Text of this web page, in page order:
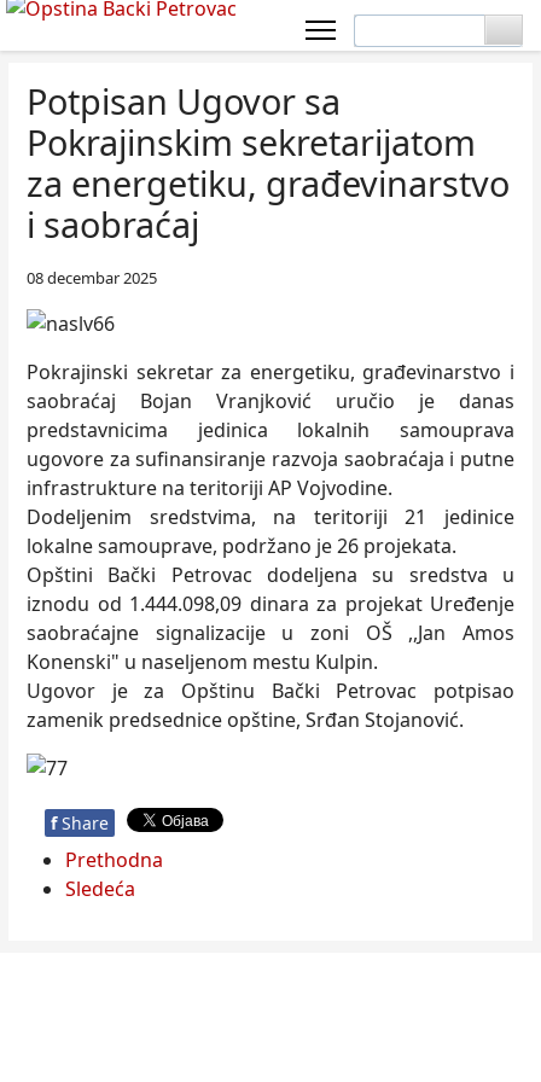
Potpisan Ugovor sa
Pokrajinskim sekretarijatom
za energetiku, građevinarstvo
i saobraćaj
08 decembar 2025
Pokrajinski sekretar za energetiku, građevinarstvo i
saobraćaj Bojan Vranjković uručio je danas
predstavnicima jedinica lokalnih samouprava
ugovore za sufinansiranje razvoja saobraćaja i putne
infrastrukture na teritoriji AP Vojvodine.
Dodeljenim sredstvima, na teritoriji 21 jedinice
lokalne samouprave, podržano je 26 projekata.
Opštini Bački Petrovac dodeljena su sredstva u
iznodu od 1.444.098,09 dinara za projekat Uređenje
saobraćajne signalizacije u zoni OŠ ,,Jan Amos
Konenski" u naseljenom mestu Kulpin.
Ugovor je za Opštinu Bački Petrovac potpisao
zamenik predsednice opštine, Srđan Stojanović.
f Share
Prethodna
Sledeća